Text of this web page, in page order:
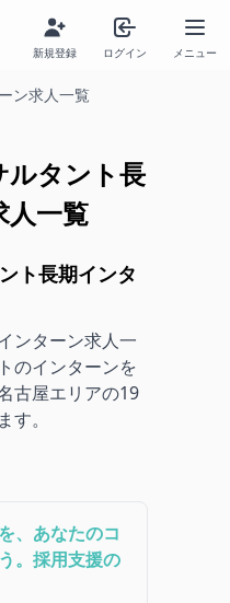
新規登録 ログイン メニュー
ン求人一覧
ルタント長
人一覧
ト長期インタ
ンターン求人一
のインターンを
古屋エリアの19
。
、あなたのコ
。採用支援の